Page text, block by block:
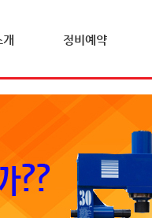
개 정비예약